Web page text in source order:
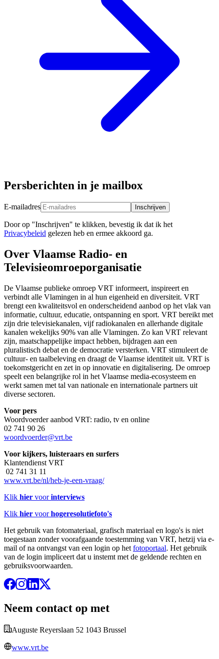
Persberichten in je mailbox
E-mailadres Inschrijven
Door op "Inschrijven" te klikken, bevestig ik dat ik het
Privacybeleid gelezen heb en ermee akkoord ga.
Over Vlaamse Radio- en
Televisieomroeporganisatie
De Vlaamse publieke omroep VRT informeert, inspireert en
verbindt alle Vlamingen in al hun eigenheid en diversiteit. VRT
brengt een kwaliteitsvol en onderscheidend aanbod op het vlak van
informatie, cultuur, educatie, ontspanning en sport. VRT bereikt met
zijn drie televisiekanalen, vijf radiokanalen en allerhande digitale
kanalen wekelijks 90% van alle Vlamingen. Zo kan VRT relevant
zijn, maatschappelijke impact hebben, bijdragen aan een
pluralistisch debat en de democratie versterken. VRT stimuleert de
cultuur- en taalbeleving en draagt de Vlaamse identiteit uit. VRT is
toekomstgericht en zet in op innovatie en digitalisering. De omroep
speelt een belangrijke rol in het Vlaamse media-ecosysteem en
werkt samen met tal van nationale en internationale partners uit
diverse sectoren.
Voor pers
Woordvoerder aanbod VRT: radio, tv en online
02 741 90 26
woordvoerder@vrt.be
Voor kijkers, luisteraars en surfers
Klantendienst VRT
02 741 31 11
www.vrt.be/nl/heb-je-een-vraag/
Klik hier voorinterviews
Klik hier voorhogeresolutiefoto's
Het gebruik van fotomateriaal, grafisch materiaal en logo's is niet
toegestaan zonder voorafgaande toestemming van VRT, hetzij via e-
mail of na ontvangst van een login op het fotoportaal. Het gebruik
van de login impliceert dat u instemt met de geldende rechten en
gebruiksvoorwaarden.
Neem contact op met
Auguste Reyerslaan 52 1043 Brussel
www.vrt.be